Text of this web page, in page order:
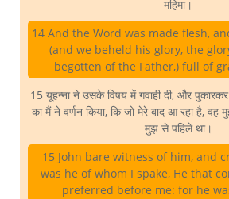
महिमा।
14 And the Word was made flesh,
(and we beheld his glory, the
begotten of the Father,) full of
15 यूहन्ना ने उसके विषय में गवाही दी, और
का मैं ने वर्णन किया, कि जो मेरे बाद आ रहा है,
मुझ से पहिले था।
15 John bare witness of him, and
was he of whom I spake, He that
preferred before me: for he